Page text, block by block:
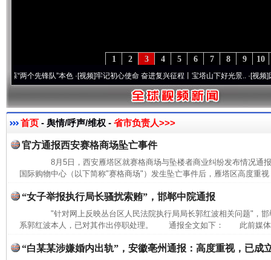
10
9
8
7
6
5
4
3
2
1
先锋队”本色·[视频]牢记初心使命 奋进复兴征程丨宝塔山下好光景..·[视频]因党而
首页 - 舆情/呼声/维权 - 省市负责人>>>
官方通报西安赛格商场坠亡事件
8月5日，西安雁塔区就赛格商场与坠楼者商业纠纷发布情况
国际购物中心（以下简称"赛格商场"）发生坠亡事件后，雁塔区高度重
“女子举报执行局长骚扰索贿”，邯郸中院通报
"针对网上反映丛台区人民法院执行局局长郭红波相关问题"，邯
系郭红波本人，已对其作出停职处理。 通报全文如下： 此前媒体
“白某某涉嫌婚内出轨”，安徽亳州通报：高度重视，已成